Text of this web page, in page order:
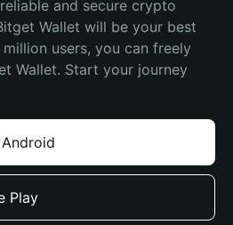
and secure crypto
Wallet will be your best
users, you can freely
Wallet. Start your journey
Play